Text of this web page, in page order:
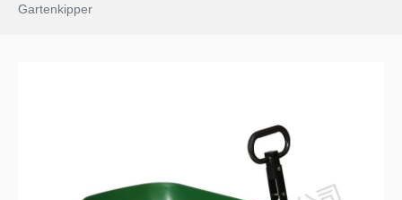
Gartenkipper